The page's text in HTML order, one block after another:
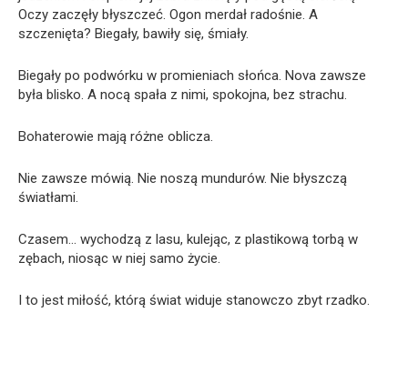
Oczy zaczęły błyszczeć. Ogon merdał radośnie. A
szczenięta? Biegały, bawiły się, śmiały.
Biegały po podwórku w promieniach słońca. Nova zawsze
była blisko. A nocą spała z nimi, spokojna, bez strachu.
Bohaterowie mają różne oblicza.
Nie zawsze mówią. Nie noszą mundurów. Nie błyszczą
światłami.
Czasem… wychodzą z lasu, kulejąc, z plastikową torbą w
zębach, niosąc w niej samo życie.
I to jest miłość, którą świat widuje stanowczo zbyt rzadko.